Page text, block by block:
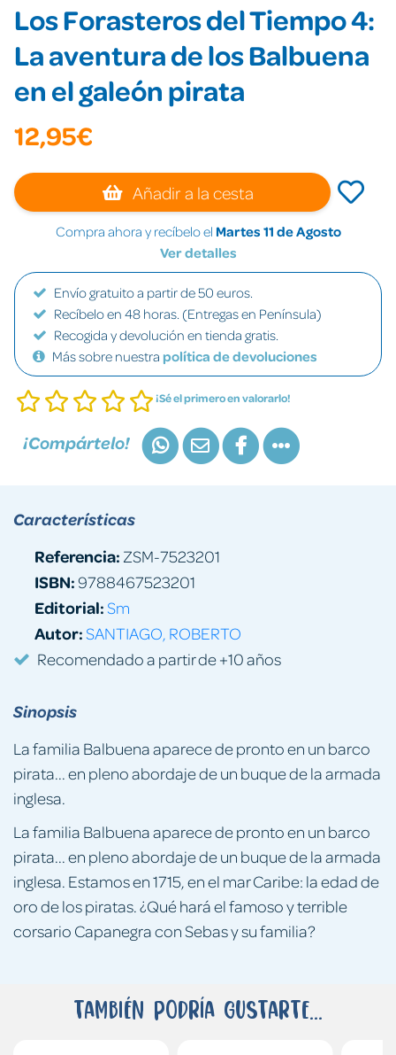
Los Forasteros del Tiempo 4:
La aventura de los Balbuena
en el galeón pirata
12,95€
Añadir a la cesta
Compra ahora y recíbelo el Martes 11 de Agosto
Ver detalles
Envío gratuito a partir de 50 euros.
Recíbelo en 48 horas. (Entregas en Península)
Recogida y devolución en tienda gratis.
Más sobre nuestra política de devoluciones
¡Sé el primero en valorarlo!
¡Compártelo!
Sinopsis
La familia Balbuena aparece de pronto en un barco
pirata... en pleno abordaje de un buque de la armada
inglesa.
La familia Balbuena aparece de pronto en un barco
pirata... en pleno abordaje de un buque de la armada
inglesa. Estamos en 1715, en el mar Caribe: la edad de
oro de los piratas. ¿Qué hará el famoso y terrible
corsario Capanegra con Sebas y su familia?
Características
Referencia: ZSM-7523201
ISBN:9788467523201
Editorial:Sm
Autor:SANTIAGO, ROBERTO
Recomendado a partir de +10 años
También podría gustarte...